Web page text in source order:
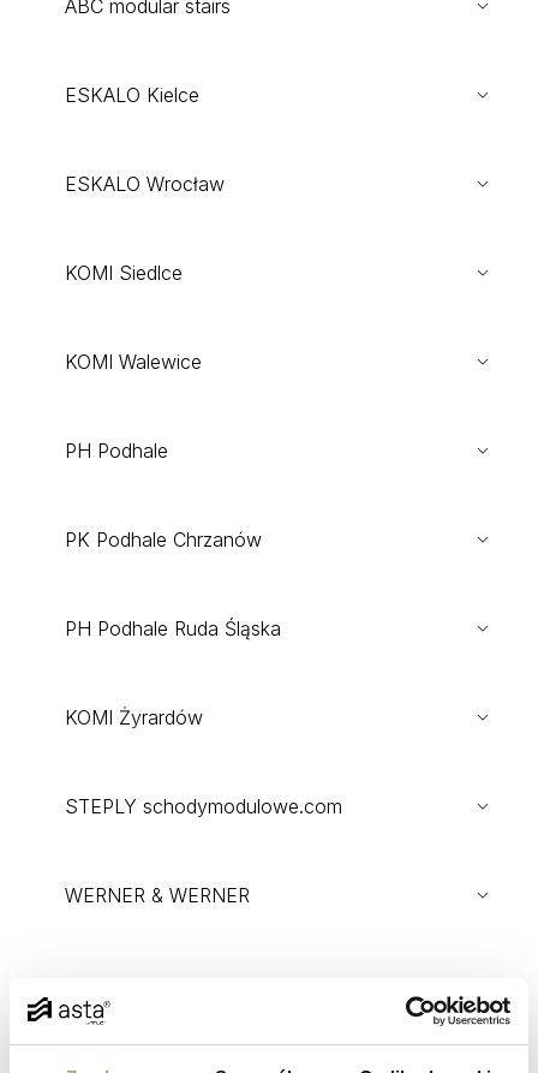
ABC modular stairs
ESKALO Kielce
ESKALO Wrocław
KOMI Siedlce
KOMI Walewice
PH Podhale
PK Podhale Chrzanów
PH Podhale Ruda Śląska
KOMI Żyrardów
STEPLY schodymodulowe.com
WERNER & WERNER